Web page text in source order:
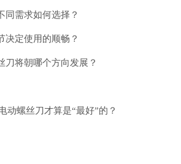
同需求如何选择？
决定使用的顺畅？
刀将朝哪个方向发展？
动螺丝刀才算是“最好”的？